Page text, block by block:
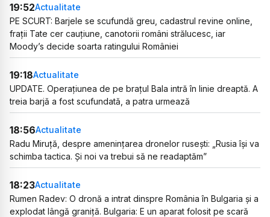
19:52Actualitate
PE SCURT: Barjele se scufundă greu, cadastrul revine online,
frații Tate cer cauțiune, canotorii români strălucesc, iar
Moody’s decide soarta ratingului României
19:18Actualitate
UPDATE. Operațiunea de pe brațul Bala intră în linie dreaptă. A
treia barjă a fost scufundată, a patra urmează
18:56Actualitate
Radu Miruță, despre amenințarea dronelor rusești: „Rusia își va
schimba tactica. Și noi va trebui să ne readaptăm”
18:23Actualitate
Rumen Radev: O dronă a intrat dinspre România în Bulgaria și a
explodat lângă graniță. Bulgaria: E un aparat folosit pe scară